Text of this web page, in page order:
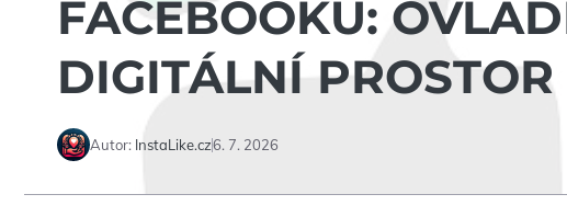
FACEBOOKU:
DIGITÁLNÍ PROSTOR
Autor: InstaLike.cz6. 7. 2026